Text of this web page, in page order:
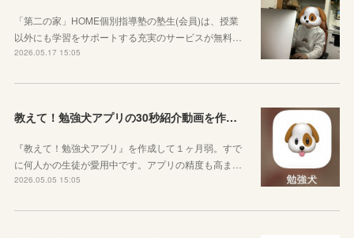
「第二の家」HOME個別指導塾の塾生(会員)は、授業
以外にも学習をサポートする充実のサービスが無料…
2026.05.17 15:05
教えて！勉強犬アプリの30秒紹介動画を作成しました
『教えて！勉強犬アプリ』を作成して１ヶ月弱。すで
に何人かの生徒が愛用中です。アプリの精度も高ま…
2026.05.05 15:05